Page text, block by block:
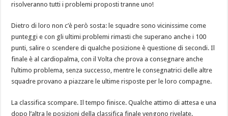
risolveranno tutti i problemi proposti tranne uno!
Dietro di loro non c’è però sosta: le squadre sono vicinissime come
punteggi e con gli ultimi problemi rimasti che superano anche i 100
punti, salire o scendere di qualche posizione è questione di secondi. Il
finale è al cardiopalma, con il Volta che prova a consegnare anche
l’ultimo problema, senza successo, mentre le consegnatrici delle altre
squadre provano a piazzare le ultime risposte per le loro compagne.
La classifica scompare. Il tempo finisce. Qualche attimo di attesa e una
dopo l’altra le posizioni della classifica finale vengono rivelate.